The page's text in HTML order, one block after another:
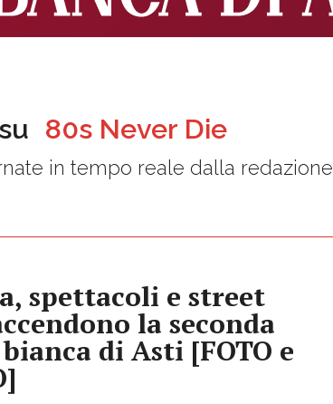
80s Never Die
in tempo reale dalla redazione
spettacoli e street
la seconda
di Asti [FOTO e